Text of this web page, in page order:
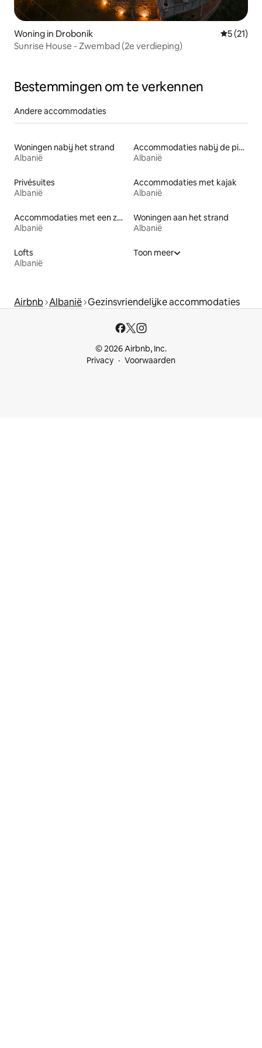
Woning in Drobonik
5 (21)
Sunrise House - Zwembad (2e verdieping)
Bestemmingen om te verkennen
Andere accommodaties
Woningen nabij het strand
Albanië
Accommodaties nabij de piste
Albanië
Privésuites
Albanië
Accommodaties met kajak
Albanië
Accommodaties met een zwembad
Albanië
Woningen aan het strand
Albanië
Lofts
Albanië
Toon meer
Airbnb Albanië Gezinsvriendelijke accommodaties
© 2026 Airbnb, Inc.
Privacy
Voorwaarden